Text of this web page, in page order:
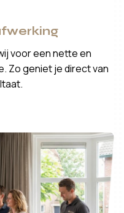
voor een nette en
Zo geniet je direct van